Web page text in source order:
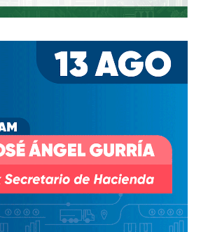
la presa en las manos de cuatro de
menos tres intentos de rescindir o
se han hecho sin haber
que no avanzó pese a 350 mil
de oficio de la Comisión Estatal de
en abril de 2023, el entonces
López Obradorrespondió a
Ricardo Gallardo Cardona con
que no derivó en ningún
y desde 2025, la Comisión Nacional
“evaluando” el retiro de la